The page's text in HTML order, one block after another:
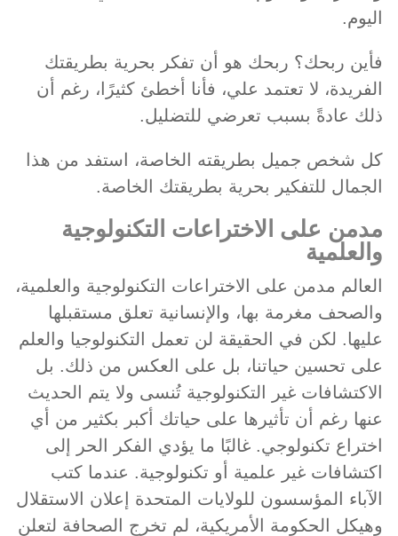
اليوم.
فأين ربحك؟ ربحك هو أن تفكر بحرية بطريقتك
الفريدة، لا تعتمد علي، فأنا أخطئ كثيرًا، رغم أن
ذلك عادةً بسبب تعرضي للتضليل.
كل شخص جميل بطريقته الخاصة، استفد من هذا
الجمال للتفكير بحرية بطريقتك الخاصة.
مدمن على الاختراعات التكنولوجية
والعلمية
العالم مدمن على الاختراعات التكنولوجية والعلمية،
والصحف مغرمة بها، والإنسانية تعلق مستقبلها
عليها. لكن في الحقيقة لن تعمل التكنولوجيا والعلم
على تحسين حياتنا، بل على العكس من ذلك. بل
الاكتشافات غير التكنولوجية تُنسى ولا يتم الحديث
عنها رغم أن تأثيرها على حياتك أكبر بكثير من أي
اختراع تكنولوجي. غالبًا ما يؤدي الفكر الحر إلى
اكتشافات غير علمية أو تكنولوجية. عندما كتب
الآباء المؤسسون للولايات المتحدة إعلان الاستقلال
وهيكل الحكومة الأمريكية، لم تخرج الصحافة لتعلن